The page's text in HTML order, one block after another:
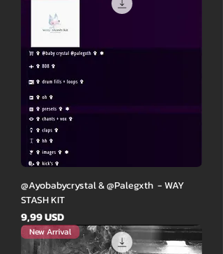
@Ayobabycrystal & @Palegxth - WAY
STASH KIT
Ár
9,99 USD
New Arrival